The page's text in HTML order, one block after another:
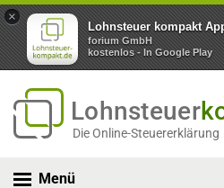
×
Lohnsteuer kompakt
forium GmbH
kostenlos - In Google Play
Lohnsteuer
Die Online-Steuererklärung
Menü